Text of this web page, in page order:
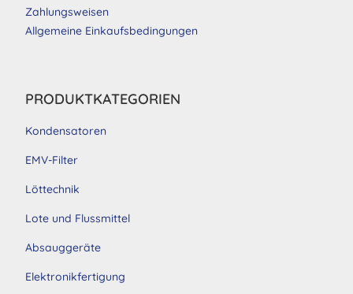
Zahlungsweisen
Allgemeine Einkaufsbedingungen
PRODUKTKATEGORIEN
Kondensatoren
EMV-Filter
Löttechnik
Lote und Flussmittel
Absauggeräte
Elektronikfertigung